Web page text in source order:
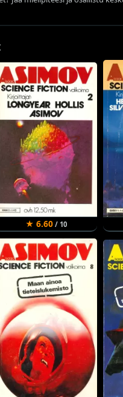
★ 6.60/ 10